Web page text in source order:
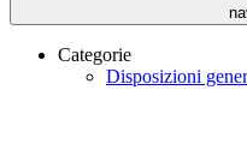
Categorie
Disposizioni